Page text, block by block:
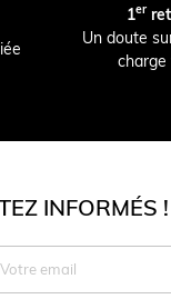
1er
Un doute
INFORMÉS !